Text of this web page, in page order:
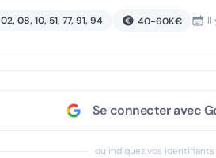
02, 08, 10, 51, 77, 91, 94 40-60K€ Il
Se connecter avec
ou indiquez vos identifiants